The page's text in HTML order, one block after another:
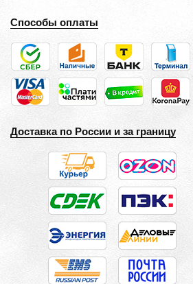
Способы оплаты
Доставка по России и за границу